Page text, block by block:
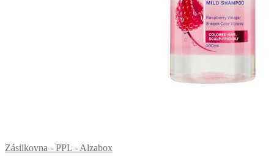
Zásilkovna - PPL - Alzabox